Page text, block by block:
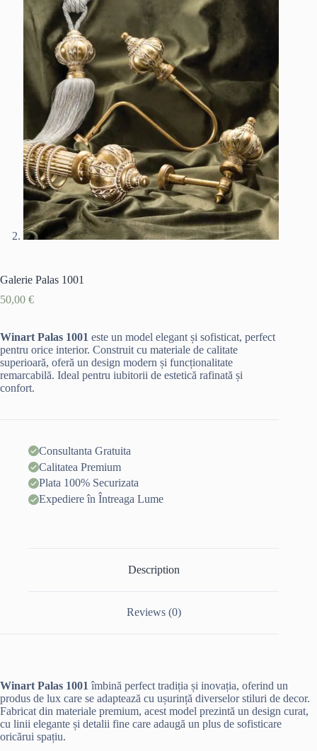
Galerie Palas 1001
50,00 €
Winart Palas 1001 este un model elegant și sofisticat, perfect
pentru orice interior. Construit cu materiale de calitate
superioară, oferă un design modern și funcționalitate
remarcabilă. Ideal pentru iubitorii de estetică rafinată și
confort.
Consultanta Gratuita
Calitatea Premium
Plata 100% Securizata
Expediere în Întreaga Lume
Description
Reviews (0)
Winart Palas 1001 îmbină perfect tradiția și inovația, oferind un
produs de lux care se adaptează cu ușurință diverselor stiluri de decor.
Fabricat din materiale premium, acest model prezintă un design curat,
cu linii elegante și detalii fine care adaugă un plus de sofisticare
oricărui spațiu.